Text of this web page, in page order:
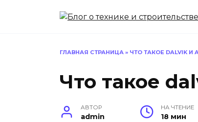
ГЛАВНАЯ СТРАНИЦА » ЧТО ТАКОЕ DALVIK И
Что такое
АВТОР
admin
НА ЧТЕНИЕ
18 мин